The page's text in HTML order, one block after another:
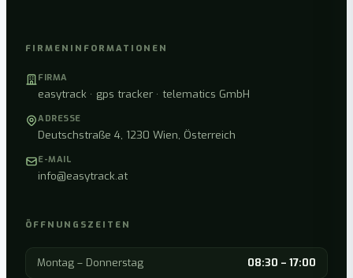
FIRMENINFORMATIONEN
FIRMA
easytrack · gps tracker · telematics GmbH
ADRESSE
Deutschstraße 4, 1230 Wien, Österreich
E-MAIL
info@easytrack.at
ÖFFNUNGSZEITEN
Montag – Donnerstag 08:30 – 17:00